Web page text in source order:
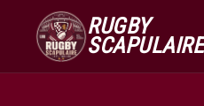
RUGBY
SCAPULAIRE